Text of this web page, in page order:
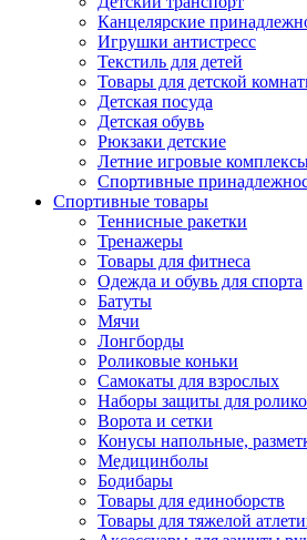
Канцелярские
Игрушки антистресс
Текстиль для детей
Товары для детской
Детская посуда
Детская обувь
Рюкзаки детские
Летние игровые
Спортивные
Спортивные товары
Теннисные ракетки
Тренажеры
Товары для фитнеса
Одежда и обувь для спорта
Батуты
Мячи
Лонгборды
Роликовые коньки
Самокаты для взрослых
Наборы защиты для
Ворота и сетки
Конусы напольные,
Медицинболы
Бодибары
Товары для единоборств
Товары для тяжелой